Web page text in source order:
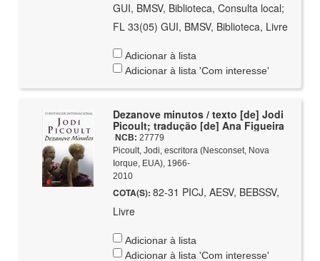
GUI, BMSV, Biblioteca, Consulta local;
FL 33(05) GUI, BMSV, Biblioteca, Livre
Adicionar à lista
Adicionar à lista 'Com interesse'
Dezanove minutos / texto [de] Jodi
Picoult; tradução [de] Ana Figueira
NCB: 27779
Picoult, Jodi, escritora (Nesconset, Nova
Iorque, EUA), 1966-
2010
COTA(S): 82-31 PICJ, AESV, BEBSSV,
Livre
Adicionar à lista
Adicionar à lista 'Com interesse'